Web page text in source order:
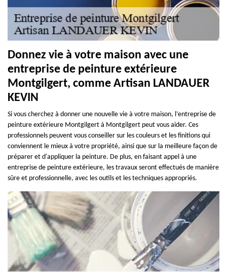
Donnez vie à votre maison avec une
entreprise de peinture extérieure
Montgilgert, comme Artisan LANDAUER
KEVIN
Si vous cherchez à donner une nouvelle vie à votre maison, l’entreprise de
peinture extérieure Montgilgert à Montgilgert peut vous aider. Ces
professionnels peuvent vous conseiller sur les couleurs et les finitions qui
conviennent le mieux à votre propriété, ainsi que sur la meilleure façon de
préparer et d'appliquer la peinture. De plus, en faisant appel à une
entreprise de peinture extérieure, les travaux seront effectués de manière
sûre et professionnelle, avec les outils et les techniques appropriés.